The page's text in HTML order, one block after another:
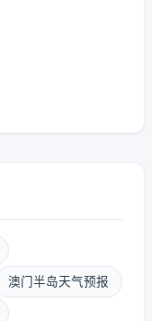
澳门半岛天气预报